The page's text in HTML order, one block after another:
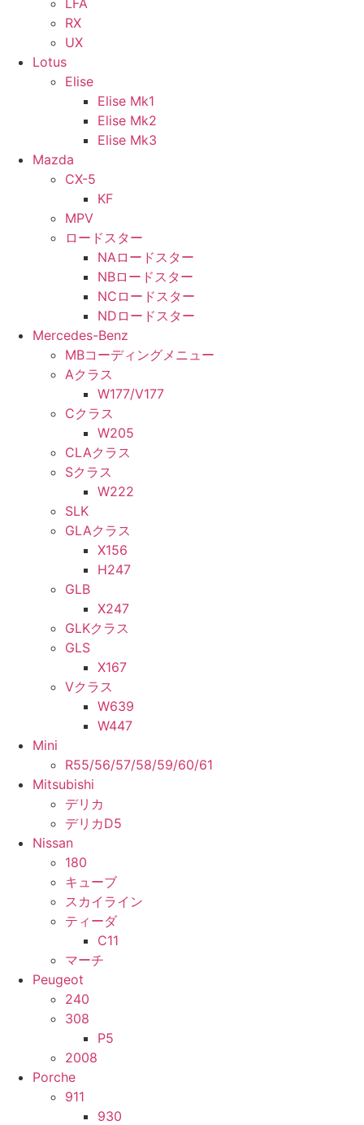
LFA
RX
UX
Lotus
Elise
Elise Mk1
Elise Mk2
Elise Mk3
Mazda
CX-5
KF
MPV
ロードスター
NAロードスター
NBロードスター
NCロードスター
NDロードスター
Mercedes-Benz
MBコーディングメニュー
Aクラス
W177/V177
Cクラス
W205
CLAクラス
Sクラス
W222
SLK
GLAクラス
X156
H247
GLB
X247
GLKクラス
GLS
X167
Vクラス
W639
W447
Mini
R55/56/57/58/59/60/61
Mitsubishi
デリカ
デリカD5
Nissan
180
キューブ
スカイライン
ティーダ
C11
マーチ
Peugeot
240
308
P5
2008
Porche
911
930